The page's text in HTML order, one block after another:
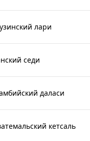
лари
седи
даласи
кетсаль